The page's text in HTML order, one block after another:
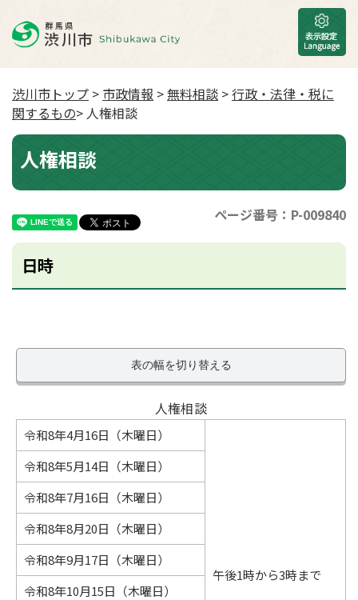
渋川市トップ > 市政情報 >無料相談 >行政・法律・税に
関するもの> 人権相談
人権相談
ページ番号：P-009840
日時
表の幅を切り替える
人権相談
令和8年4月16日（木曜日）
午後1時から3時まで
令和8年5月14日（木曜日）
令和8年7月16日（木曜日）
令和8年8月20日（木曜日）
令和8年9月17日（木曜日）
令和8年10月15日（木曜日）